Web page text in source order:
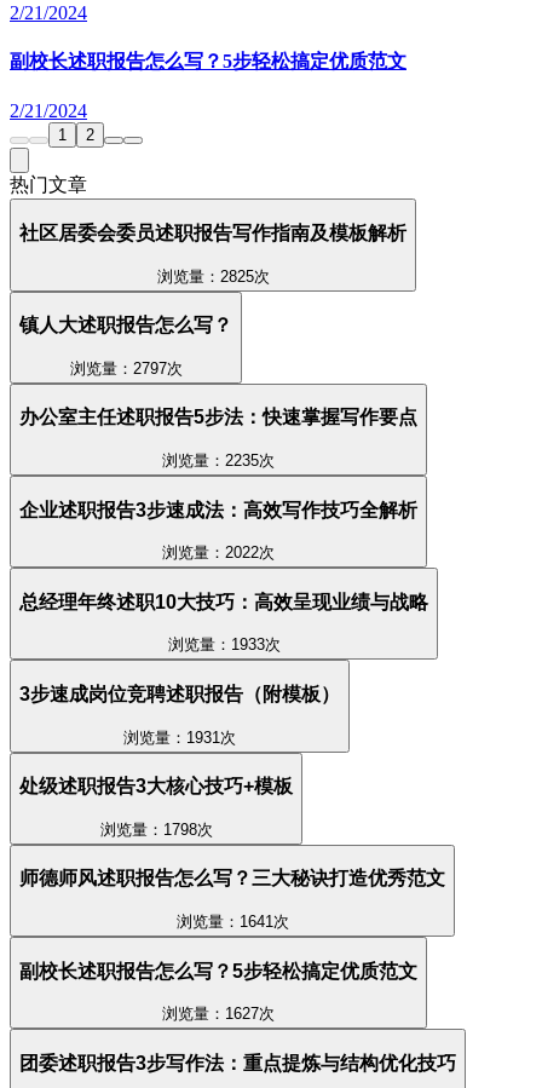
2/21/2024
副校长述职报告怎么写？5步轻松搞定优质范文
2/21/2024
1 2
热门文章
社区居委会委员述职报告写作指南及模板解析
浏览量：2825次
镇人大述职报告怎么写？
浏览量：2797次
办公室主任述职报告5步法：快速掌握写作要点
浏览量：2235次
企业述职报告3步速成法：高效写作技巧全解析
浏览量：2022次
总经理年终述职10大技巧：高效呈现业绩与战略
浏览量：1933次
3步速成岗位竞聘述职报告（附模板）
浏览量：1931次
处级述职报告3大核心技巧+模板
浏览量：1798次
师德师风述职报告怎么写？三大秘诀打造优秀范文
浏览量：1641次
副校长述职报告怎么写？5步轻松搞定优质范文
浏览量：1627次
团委述职报告3步写作法：重点提炼与结构优化技巧